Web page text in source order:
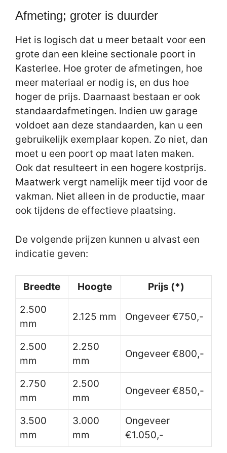
Afmeting; groter is duurder
Het is logisch dat u meer betaalt voor een
grote dan een kleine sectionale poort in
Kasterlee. Hoe groter de afmetingen, hoe
meer materiaal er nodig is, en dus hoe
hoger de prijs. Daarnaast bestaan er ook
standaardafmetingen. Indien uw garage
voldoet aan deze standaarden, kan u een
gebruikelijk exemplaar kopen. Zo niet, dan
moet u een poort op maat laten maken.
Ook dat resulteert in een hogere kostprijs.
Maatwerk vergt namelijk meer tijd voor de
vakman. Niet alleen in de productie, maar
ook tijdens de effectieve plaatsing.
De volgende prijzen kunnen u alvast een
indicatie geven:
Breedte Hoogte
Prijs (*)
2.500
mm
2.125 mm Ongeveer €750,-
2.500
mm
2.250
mm
Ongeveer €800,-
2.750
mm
2.500
mm
Ongeveer €850,-
3.500
mm
3.000
mm
Ongeveer
€1.050,-